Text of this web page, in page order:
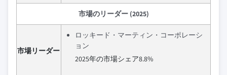
市場のリーダー (2025)
市場リーダー
ロッキード・マーティン・コーポレーシ
ョン
2025年の市場シェア8.8%